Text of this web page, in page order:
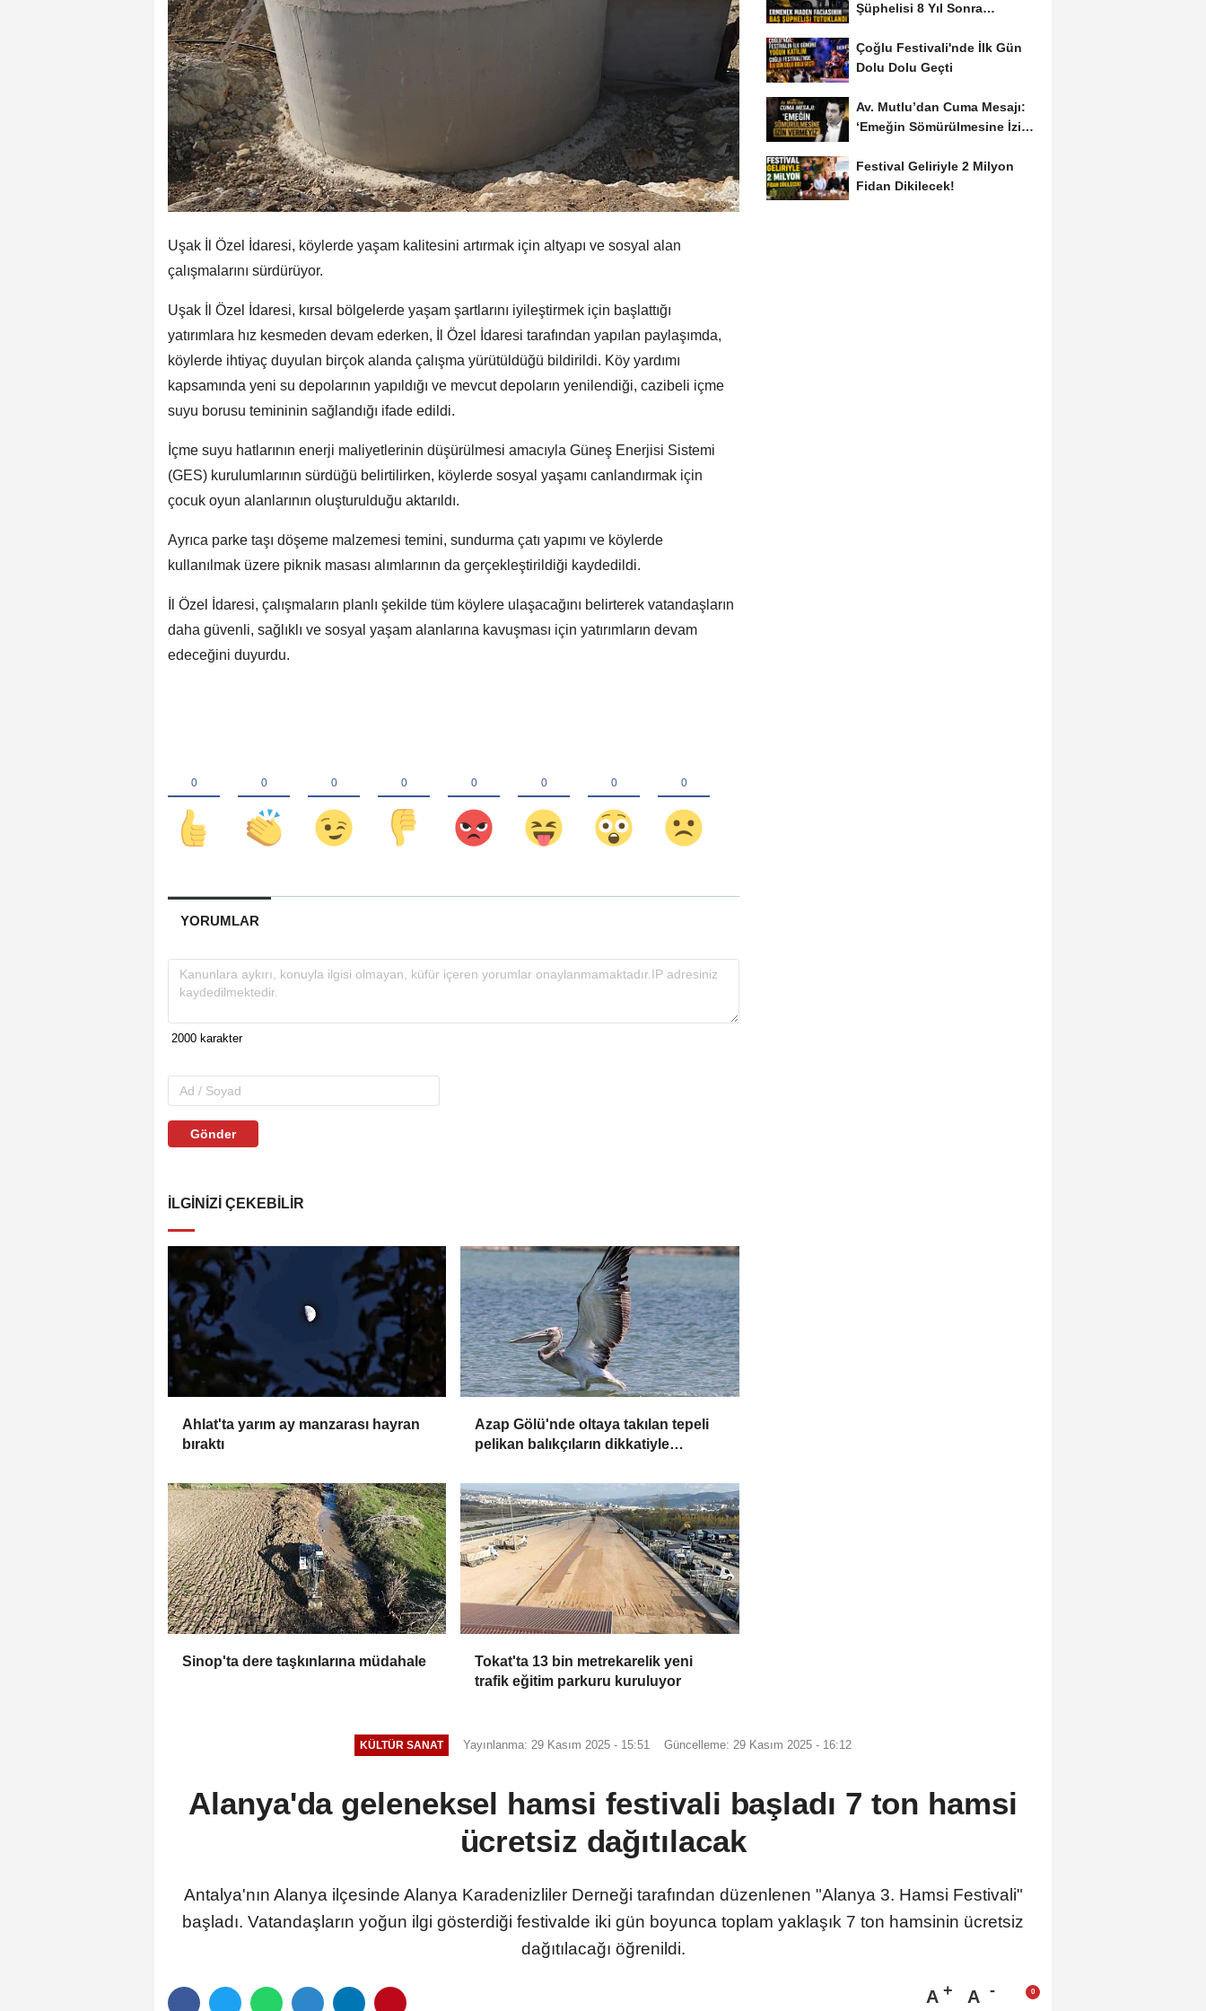
Uşak İl Özel İdaresi, köylerde yaşam kalitesini artırmak için altyapı ve sosyal alan
çalışmalarını sürdürüyor.
Uşak İl Özel İdaresi, kırsal bölgelerde yaşam şartlarını iyileştirmek için başlattığı
yatırımlara hız kesmeden devam ederken, İl Özel İdaresi tarafından yapılan paylaşımda,
köylerde ihtiyaç duyulan birçok alanda çalışma yürütüldüğü bildirildi. Köy yardımı
kapsamında yeni su depolarının yapıldığı ve mevcut depoların yenilendiği, cazibeli içme
suyu borusu temininin sağlandığı ifade edildi.
İçme suyu hatlarının enerji maliyetlerinin düşürülmesi amacıyla Güneş Enerjisi Sistemi
(GES) kurulumlarının sürdüğü belirtilirken, köylerde sosyal yaşamı canlandırmak için
çocuk oyun alanlarının oluşturulduğu aktarıldı.
Ayrıca parke taşı döşeme malzemesi temini, sundurma çatı yapımı ve köylerde
kullanılmak üzere piknik masası alımlarının da gerçekleştirildiği kaydedildi.
İl Özel İdaresi, çalışmaların planlı şekilde tüm köylere ulaşacağını belirterek vatandaşların
daha güvenli, sağlıklı ve sosyal yaşam alanlarına kavuşması için yatırımların devam
edeceğini duyurdu.
YORUMLAR
Gönder
İLGINIZI ÇEKEBILIR
Ahlat'ta yarım ay manzarası hayran
bıraktı
Azap Gölü'nde oltaya takılan tepeli
pelikan balıkçıların dikkatiyle
Sinop'ta dere taşkınlarına müdahale
Tokat'ta 13 bin metrekarelik yeni
trafik eğitim parkuru kuruluyor
Şüphelisi 8 Yıl Sonra
Çoğlu Festivali'nde İlk Gün
Dolu Dolu Geçti
Av. Mutlu’dan Cuma Mesajı:
‘Emeğin Sömürülmesine İzin
Festival Geliriyle 2 Milyon
Fidan Dikilecek!
KÜLTÜR SANAT Yayınlanma: 29 Kasım 2025 - 15:51 Güncelleme: 29 Kasım 2025 - 16:12
Alanya'da geleneksel hamsi festivali başladı 7 ton hamsi
ücretsiz dağıtılacak
Antalya'nın Alanya ilçesinde Alanya Karadenizliler Derneği tarafından düzenlenen "Alanya 3. Hamsi Festivali"
başladı. Vatandaşların yoğun ilgi gösterdiği festivalde iki gün boyunca toplam yaklaşık 7 ton hamsinin ücretsiz
dağıtılacağı öğrenildi.
A A